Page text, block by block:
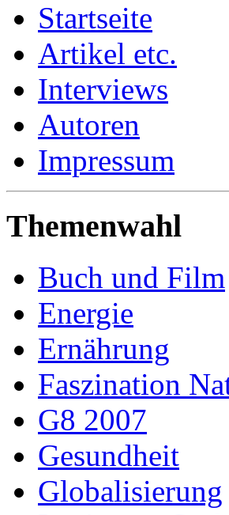
Startseite
Artikel etc.
Interviews
Autoren
Impressum
Themenwahl
Buch und Film
Energie
Ernährung
Faszination
G8 2007
Gesundheit
Globalisierung